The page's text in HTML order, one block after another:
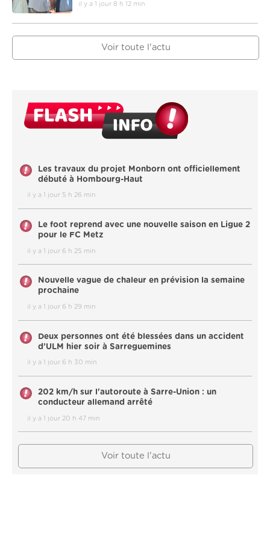
il y a 1 jour 8 h 12 min
Voir toute l'actu
Les travaux du projet Monborn ont officiellement
débuté à Hombourg-Haut
il y a 1 jour 5 h 26 min
Le foot reprend avec une nouvelle saison en Ligue 2
pour le FC Metz
il y a 1 jour 6 h 25 min
Nouvelle vague de chaleur en prévision la semaine
prochaine
il y a 1 jour 6 h 29 min
Deux personnes ont été blessées dans un accident
d’ULM hier soir à Sarreguemines
il y a 1 jour 6 h 30 min
202 km/h sur l'autoroute à Sarre-Union : un
conducteur allemand arrêté
il y a 1 jour 20 h 47 min
Voir toute l'actu